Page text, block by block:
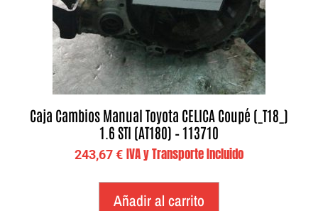
Caja Cambios Manual Toyota CELICA Coupé (_T18_)
1.6 STI (AT180) – 113710
243,67€ IVA y Transporte Incluido
Añadir al carrito